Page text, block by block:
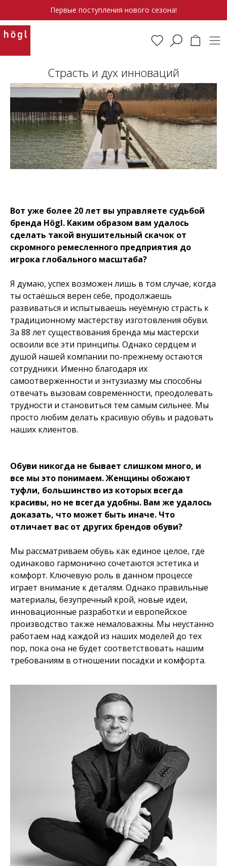
Первые поступления нового сезона!
Страсть и дух инноваций
Вот уже более 20 лет вы управляете судьбой
бренда Högl. Каким образом вам удалось
сделать такой внушительный скачок от
скромного ремесленного предприятия до
игрока глобального масштаба?
Я думаю, успех возможен лишь в том случае, когда
ты остаёшься верен себе, продолжаешь
развиваться и испытываешь неуёмную страсть к
традиционному мастерству изготовления обуви.
За 88 лет существования бренда мы мастерски
освоили все эти принципы. Однако сердцем и
душой нашей компании по-прежнему остаются
сотрудники. Именно благодаря их
самоотверженности и энтузиазму мы способны
отвечать вызовам современности, преодолевать
трудности и становиться тем самым сильнее. Мы
просто любим делать красивую обувь и радовать
наших клиентов.
Обуви никогда не бывает слишком много, и
все мы это понимаем. Женщины обожают
туфли, большинство из которых всегда
красивы, но не всегда удобны. Вам же удалось
доказать, что может быть иначе. Что
отличает вас от других брендов обуви?
Мы рассматриваем обувь как единое целое, где
одинаково гармонично сочетаются эстетика и
комфорт. Ключевую роль в данном процессе
играет внимание к деталям. Однако правильные
материалы, безупречный крой, новые идеи,
инновационные разработки и европейское
производство также немаловажны. Мы неустанно
работаем над каждой из наших моделей до тех
пор, пока она не будет соответствовать нашим
требованиям в отношении посадки и комфорта.